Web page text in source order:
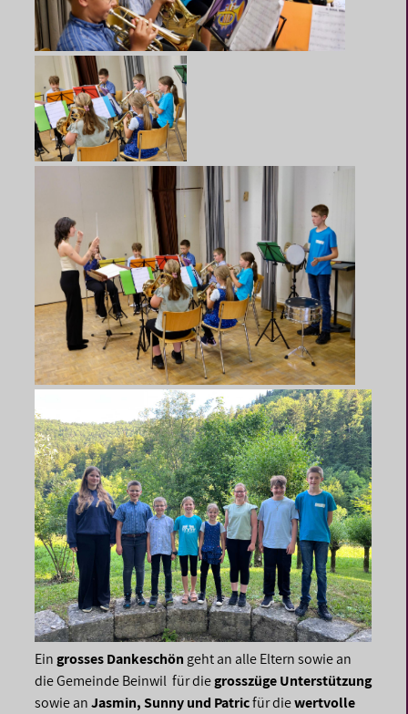
Eingrosses Dankeschön geht an alle Eltern sowie an
die Gemeinde Beinwil für diegrosszüge Unterstützung
sowie anJasmin, Sunny und Patricfür diewertvolle